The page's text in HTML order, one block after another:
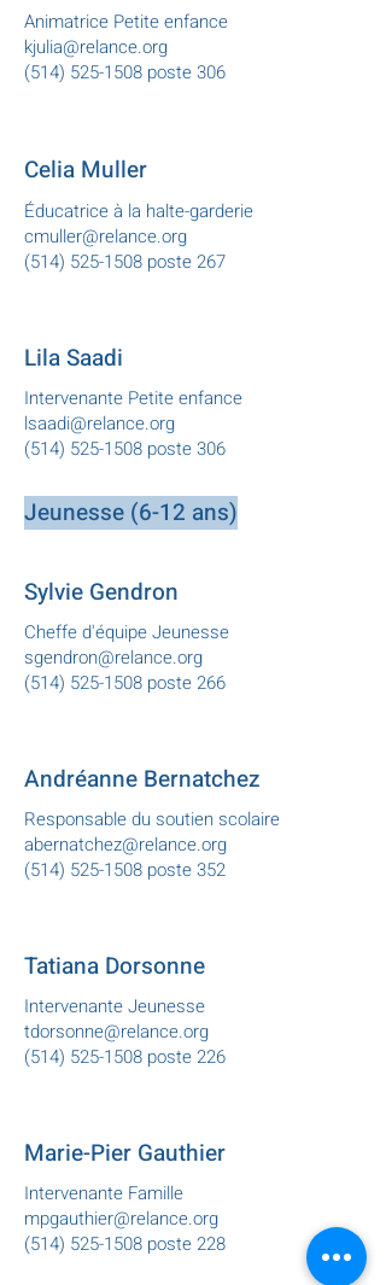
Animatrice Petite enfance
kjulia@relance.org
(514) 525-1508 poste 306
Celia Muller
Éducatrice à la halte-garderie
cmuller@relance.org
(514) 525-1508 poste 267
Lila Saadi
Intervenante Petite enfance
lsaadi@relance.org
(514) 525-1508 poste 306
Jeunesse (6-12 ans)
Sylvie Gendron
Cheffe d'équipe Jeunesse
sgendron@relance.org
(514) 525-1508 poste 266
Andréanne Bernatchez
Responsable du soutien scolaire
abernatchez@relance.org
(514) 525-1508 poste 352
Tatiana Dorsonne
Intervenante Jeunesse
tdorsonne@relance.org
(514) 525-1508 poste 226
Marie-Pier Gauthier
Intervenante Famille
mpgauthier@relance.org
(514) 525-1508 poste 228